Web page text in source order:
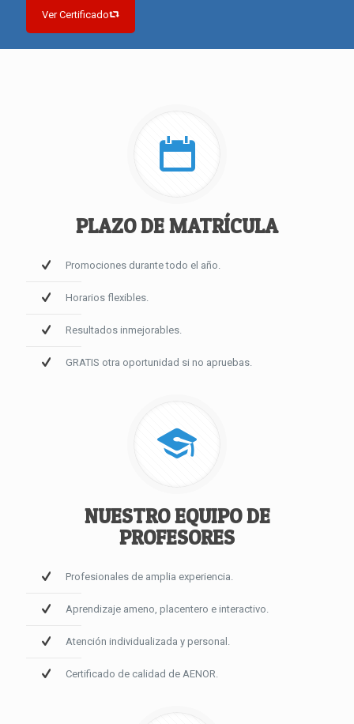
Ver Certificado
PLAZO DE MATRÍCULA
Promociones durante todo el año.
Horarios flexibles.
Resultados inmejorables.
GRATIS otra oportunidad si no apruebas.
NUESTRO EQUIPO DE
PROFESORES
Profesionales de amplia experiencia.
Aprendizaje ameno, placentero e interactivo.
Atención individualizada y personal.
Certificado de calidad de AENOR.